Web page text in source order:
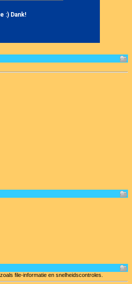
file-informatie en snelheidscontroles.